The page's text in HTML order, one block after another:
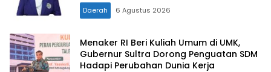
Daerah 6 Agustus 2026
Menaker RI Beri Kuliah Umum di UMK,
Gubernur Sultra Dorong Penguatan SDM
Hadapi Perubahan Dunia Kerja